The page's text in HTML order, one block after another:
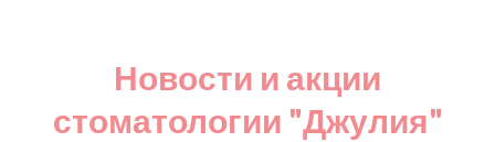
Новости и акции
стоматологии "Джулия"